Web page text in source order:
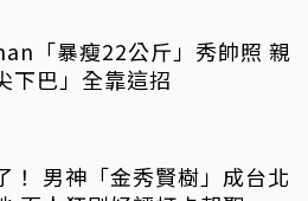
「暴瘦22公斤」秀帥照 親
下巴」全靠這招
！ 男神「金秀賢樹」成台北